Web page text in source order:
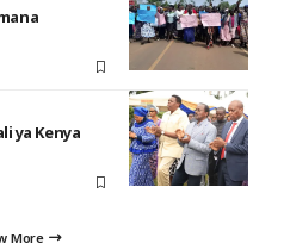
ya Kenya
More